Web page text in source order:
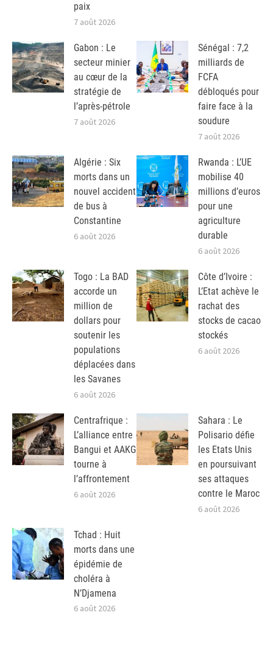
paix
7 août 2026
Gabon : Le
secteur minier
au cœur de la
stratégie de
l’après-pétrole
7 août 2026
Sénégal : 7,2
milliards de
FCFA
débloqués pour
faire face à la
soudure
7 août 2026
Algérie : Six
morts dans un
nouvel accident
de bus à
Constantine
6 août 2026
Rwanda : L’UE
mobilise 40
millions d’euros
pour une
agriculture
durable
6 août 2026
Togo : La BAD
accorde un
million de
dollars pour
soutenir les
populations
déplacées dans
les Savanes
6 août 2026
Côte d’Ivoire :
L’Etat achève le
rachat des
stocks de cacao
stockés
6 août 2026
Centrafrique :
L’alliance entre
Bangui et AAKG
tourne à
l’affrontement
6 août 2026
Sahara : Le
Polisario défie
les Etats Unis
en poursuivant
ses attaques
contre le Maroc
6 août 2026
Tchad : Huit
morts dans une
épidémie de
choléra à
N’Djamena
6 août 2026